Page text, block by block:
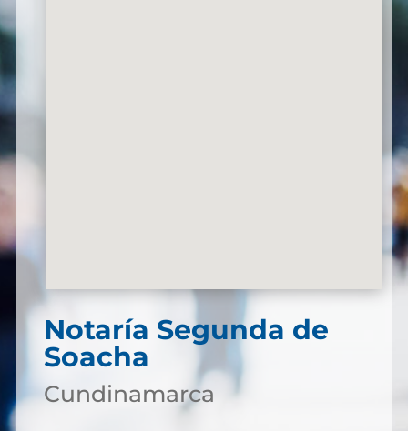
Notaría Segunda de
Soacha
Cundinamarca